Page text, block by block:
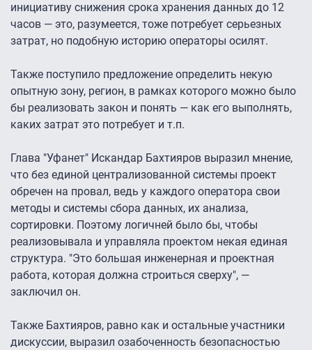
инициативу снижения срока хранения данных до 12
часов — это, разумеется, тоже потребует серьезных
затрат, но подобную историю операторы осилят.
Также поступило предложение определить некую
опытную зону, регион, в рамках которого можно было
бы реализовать закон и понять — как его выполнять,
каких затрат это потребует и т.п.
Глава "Уфанет" Искандар Бахтияров выразил мнение,
что без единой централизованной системы проект
обречен на провал, ведь у каждого оператора свои
методы и системы сбора данных, их анализа,
сортировки. Поэтому логичней было бы, чтобы
реализовывала и управляла проектом некая единая
структура. "Это большая инженерная и проектная
работа, которая должна строиться сверху", —
заключил он.
Также Бахтияров, равно как и остальные участники
дискуссии, выразил озабоченность безопасностью